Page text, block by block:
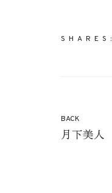
SHARES:
BACK
月下美人